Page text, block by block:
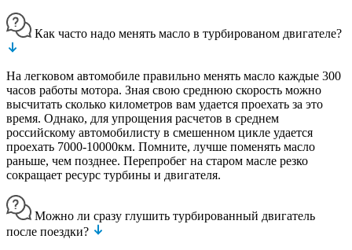
Как часто надо менять масло в турбированом двигателе?
На легковом автомобиле правильно менять масло каждые 300
часов работы мотора. Зная свою среднюю скорость можно
высчитать сколько километров вам удается проехать за это
время. Однако, для упрощения расчетов в среднем
российскому автомобилисту в смешенном цикле удается
проехать 7000-10000км. Помните, лучше поменять масло
раньше, чем позднее. Перепробег на старом масле резко
сокращает ресурс турбины и двигателя.
Можно ли сразу глушить турбированный двигатель
после поездки?